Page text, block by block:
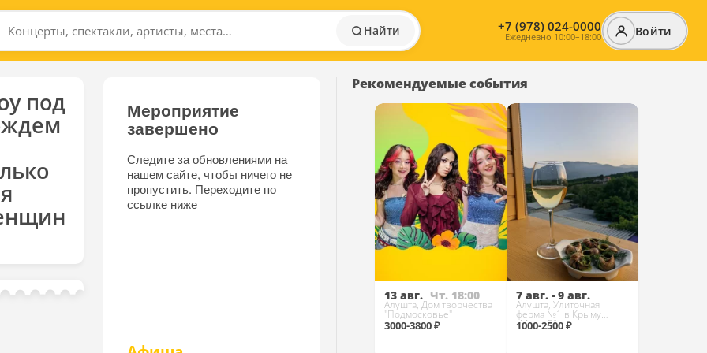
Найти +7 (978) 024-0000
Ежедневно 10:00–18:00 Войти
под Мероприятие
завершено
Следите за обновлениями на
нашем сайте, чтобы ничего не
пропустить. Переходите по
ссылке ниже
Рекомендуемые события
13 авг. Чт. 18:00
Алушта, Дом творчества
"Подмосковье"
3000-3800 ₽
7 авг. - 9 авг.
Алушта, Улиточная
ферма №1 в Крыму
«Мама Дёма»
1000-2500 ₽